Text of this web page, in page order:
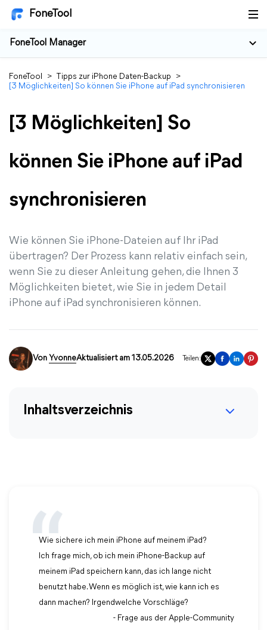
FoneTool
FoneTool Manager
FoneTool > Tipps zur iPhone Daten-Backup
>
[3 Möglichkeiten] So können Sie iPhone auf iPad synchronisieren
[3 Möglichkeiten] So
können Sie iPhone auf iPad
synchronisieren
Wie können Sie iPhone-Dateien auf Ihr iPad
übertragen? Der Prozess kann relativ einfach sein,
wenn Sie zu dieser Anleitung gehen, die Ihnen 3
Möglichkeiten bietet, wie Sie in jedem Detail
iPhone auf iPad synchronisieren können.
Von YvonneAktualisiert am 13.05.2026 Teilen:
Inhaltsverzeichnis
Wie sichere ich mein iPhone auf meinem iPad?
Ich frage mich, ob ich mein iPhone-Backup auf
meinem iPad speichern kann, das ich lange nicht
benutzt habe. Wenn es möglich ist, wie kann ich es
dann machen? Irgendwelche Vorschläge?
- Frage aus der Apple-Community